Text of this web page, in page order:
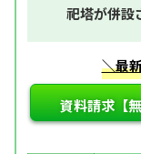
祀塔が併設
＼最
資料請求【